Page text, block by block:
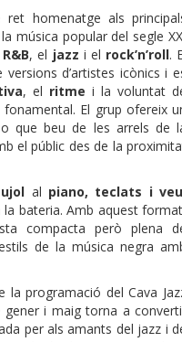
homenatge als
música popular del segle
R&B, el jazz i el rock’n’roll.
d’artistes icònics i
, el ritme i la voluntat
fonamental. El grup ofereix
que beu de les arrels de
el públic des de la
al piano, teclats i
la bateria. Amb aquest
compacta però plena
de la música negra
la programació del Cava
i maig torna a
per als amants del jazz i